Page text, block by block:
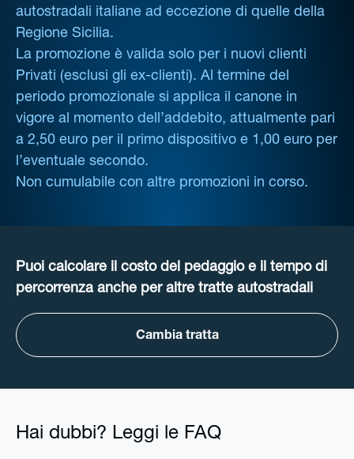
autostradali italiane ad eccezione di quelle della
Regione Sicilia.
La promozione è valida solo per i nuovi clienti
Privati (esclusi gli ex-clienti). Al termine del
periodo promozionale si applica il canone in
vigore al momento dell’addebito, attualmente pari
a 2,50 euro per il primo dispositivo e 1,00 euro per
l’eventuale secondo.
Non cumulabile con altre promozioni in corso.
Puoi calcolare il costo del pedaggio e il tempo di
percorrenza anche per altre tratte autostradali
Cambia tratta
Hai dubbi? Leggi le FAQ